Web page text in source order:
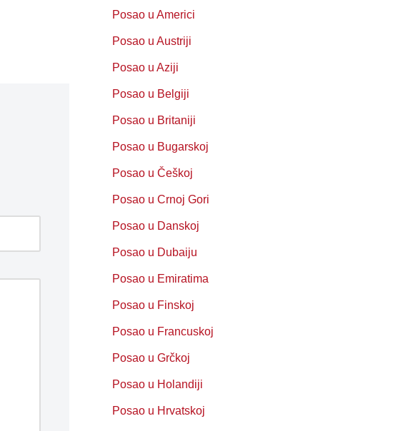
Posao u Americi
Posao u Austriji
Posao u Aziji
Posao u Belgiji
Posao u Britaniji
Posao u Bugarskoj
Posao u Češkoj
Posao u Crnoj Gori
Posao u Danskoj
Posao u Dubaiju
Posao u Emiratima
Posao u Finskoj
Posao u Francuskoj
Posao u Grčkoj
Posao u Holandiji
Posao u Hrvatskoj